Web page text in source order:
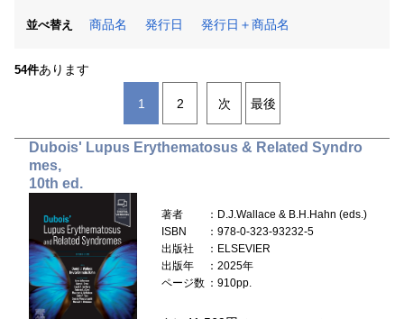
並べ替え 商品名 発行日 発行日＋商品名
54件あります
1 2 次 最後
Dubois' Lupus Erythematosus & Related Syndro
mes,
10th ed.
著者
：D.J.Wallace & B.H.Hahn (eds.)
ISBN
：978-0-323-93232-5
出版社
：ELSEVIER
出版年
：2025年
ページ数 ：910pp.